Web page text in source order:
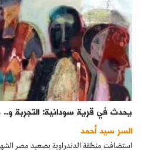
يحدث في قرية سودانية: التجربة و..
السر سيد أحمد
استضافت منطقة الدندراوية بصعيد مصر الشهر